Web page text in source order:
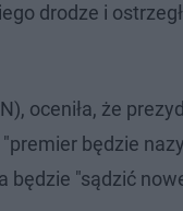
drodze i
oceniła, że
będzie
będzie "sądzić